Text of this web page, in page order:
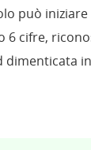
può
6 cifre,
dimenticata